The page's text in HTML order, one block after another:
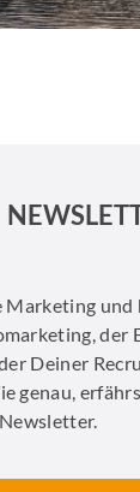
Marketing und
der
Deiner
genau,